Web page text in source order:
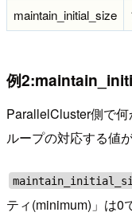
maintain_initial_size
例
ParallelCluster側で
ループの対応する値
ティ(minimum)」は0